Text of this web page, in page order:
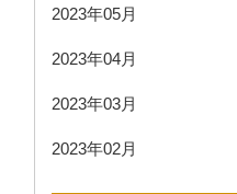
2023年05月
2023年04月
2023年03月
2023年02月